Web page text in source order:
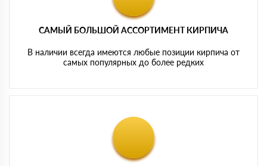
САМЫЙ БОЛЬШОЙ АССОРТИМЕНТ КИРПИЧА
В наличии всегда имеются любые позиции кирпича от
самых популярных до более редких